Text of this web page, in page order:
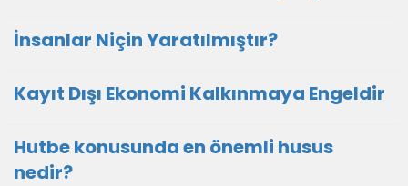
İnsanlar Niçin Yaratılmıştır?
Kayıt Dışı Ekonomi Kalkınmaya Engeldir
Hutbe konusunda en önemli husus
nedir?